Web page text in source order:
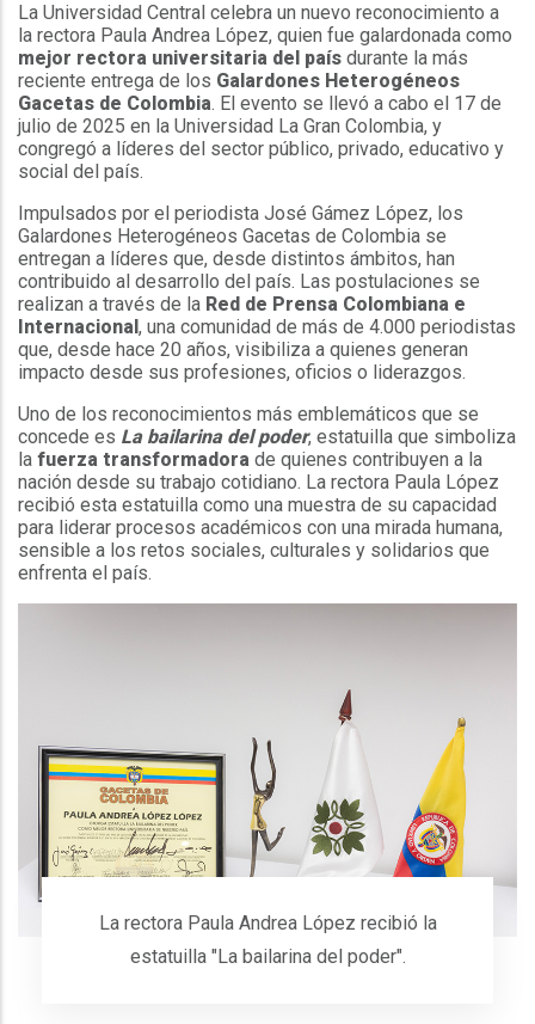
La Universidad Central celebra un nuevo reconocimiento a
la rectora Paula Andrea López, quien fue galardonada como
mejor rectora universitaria del país durante la más
reciente entrega de los Galardones Heterogéneos
Gacetas de Colombia. El evento se llevó a cabo el 17 de
julio de 2025 en la Universidad La Gran Colombia, y
congregó a líderes del sector público, privado, educativo y
social del país.
Impulsados por el periodista José Gámez López, los
Galardones Heterogéneos Gacetas de Colombia se
entregan a líderes que, desde distintos ámbitos, han
contribuido al desarrollo del país. Las postulaciones se
realizan a través de la Red de Prensa Colombiana e
Internacional , una comunidad de más de 4.000 periodistas
que, desde hace 20 años, visibiliza a quienes generan
impacto desde sus profesiones, oficios o liderazgos.
Uno de los reconocimientos más emblemáticos que se
concede es La bailarina del poder, estatuilla que simboliza
la fuerza transformadora de quienes contribuyen a la
nación desde su trabajo cotidiano. La rectora Paula López
recibió esta estatuilla como una muestra de su capacidad
para liderar procesos académicos con una mirada humana,
sensible a los retos sociales, culturales y solidarios que
enfrenta el país.
La rectora Paula Andrea López recibió la
estatuilla "La bailarina del poder".